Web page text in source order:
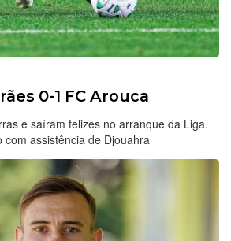
0-1 FC Arouca
e saíram felizes no arranque da Liga.
com assistência de Djouahra